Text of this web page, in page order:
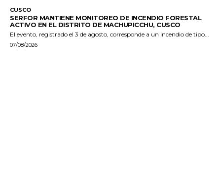
CUSCO
SERFOR MANTIENE MONITOREO DE INCENDIO FORESTAL
ACTIVO EN EL DISTRITO DE MACHUPICCHU, CUSCO
El evento, registrado el 3 de agosto, corresponde a un incendio de tipo...
07/08/2026